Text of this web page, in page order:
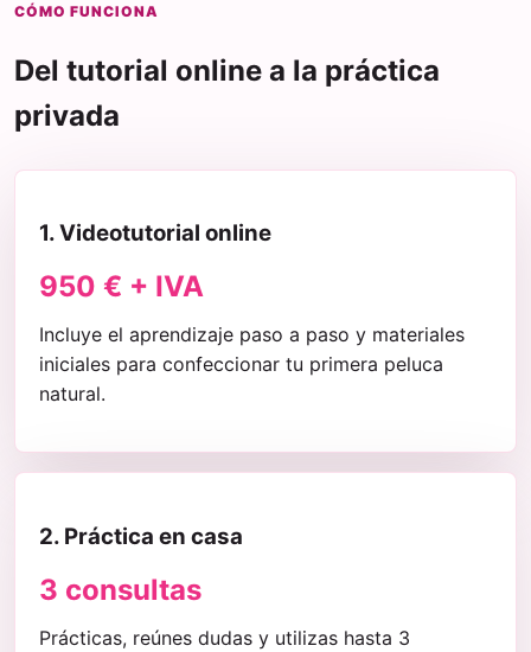
CÓMO FUNCIONA
Del tutorial online a la práctica
privada
1. Videotutorial online
950 € + IVA
Incluye el aprendizaje paso a paso y materiales
iniciales para confeccionar tu primera peluca
natural.
2. Práctica en casa
3 consultas
Prácticas, reúnes dudas y utilizas hasta 3